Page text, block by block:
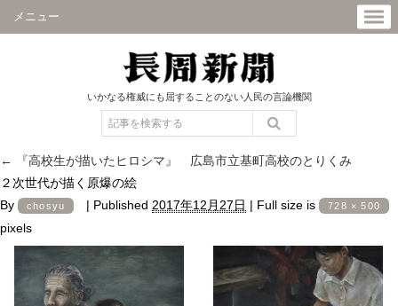
メニュー
いかなる権威にも屈することのない人民の言論機関
←
『高校生が描いたヒロシマ』 広島市立基町高校のとりくみ
２次世代が描く原爆の絵
By
chosyu | Published 2017年12月27日 | Full size is 728 × 500
pixels